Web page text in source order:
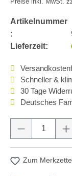
Artikelnummer
:
Lieferzeit:
Schneller &
30 Tage
Deutsches
Produkt
Zum